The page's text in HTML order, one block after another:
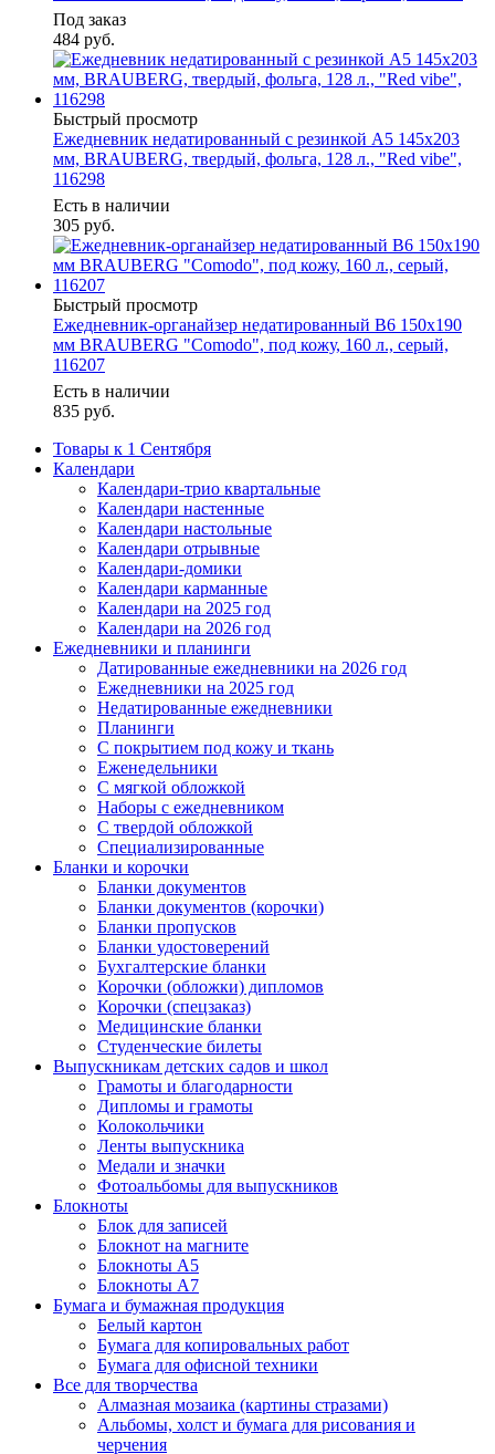
Под заказ
484 руб.
Быстрый просмотр
Ежедневник недатированный с резинкой А5 145х203
мм, BRAUBERG, твердый, фольга, 128 л., "Red vibe",
116298
Есть в наличии
305 руб.
Быстрый просмотр
Ежедневник-органайзер недатированный B6 150x190
мм BRAUBERG "Comodo", под кожу, 160 л., серый,
116207
Есть в наличии
835 руб.
Товары к 1 Сентября
Календари
Календари-трио квартальные
Календари настенные
Календари настольные
Календари отрывные
Календари-домики
Календари карманные
Календари на 2025 год
Календари на 2026 год
Ежедневники и планинги
Датированные ежедневники на 2026 год
Ежедневники на 2025 год
Недатированные ежедневники
Планинги
С покрытием под кожу и ткань
Еженедельники
С мягкой обложкой
Наборы с ежедневником
С твердой обложкой
Специализированные
Бланки и корочки
Бланки документов
Бланки документов (корочки)
Бланки пропусков
Бланки удостоверений
Бухгалтерские бланки
Корочки (обложки) дипломов
Корочки (спецзаказ)
Медицинские бланки
Студенческие билеты
Выпускникам детских садов и школ
Грамоты и благодарности
Дипломы и грамоты
Колокольчики
Ленты выпускника
Медали и значки
Фотоальбомы для выпускников
Блокноты
Блок для записей
Блокнот на магните
Блокноты А5
Блокноты А7
Бумага и бумажная продукция
Белый картон
Бумага для копировальных работ
Бумага для офисной техники
Все для творчества
Алмазная мозаика (картины стразами)
Альбомы, холст и бумага для рисования и
черчения